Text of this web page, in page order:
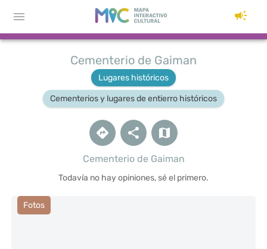
Cementerio de Gaiman
Lugares históricos
Cementerios y lugares de entierro históricos
Cementerio de Gaiman
Todavía no hay opiniones, sé el primero.
Fotos